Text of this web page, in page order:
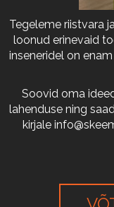
Tegeleme riistvara
loonud erinevaid
inseneridel on
Soovid oma
lahenduse ning
kirjale